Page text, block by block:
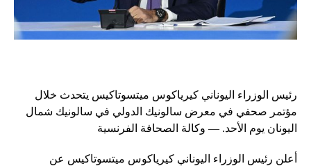
رئيس الوزراء اليوناني كيرياكوس ميتسوتاكيس يتحدث خلال
مؤتمر صحفي في معرض سالونيك الدولي في سالونيك شمال
اليونان يوم الأحد. — وكالة الصحافة الفرنسية
أعلن رئيس الوزراء اليوناني كيرياكوس ميتسوتاكيس عن